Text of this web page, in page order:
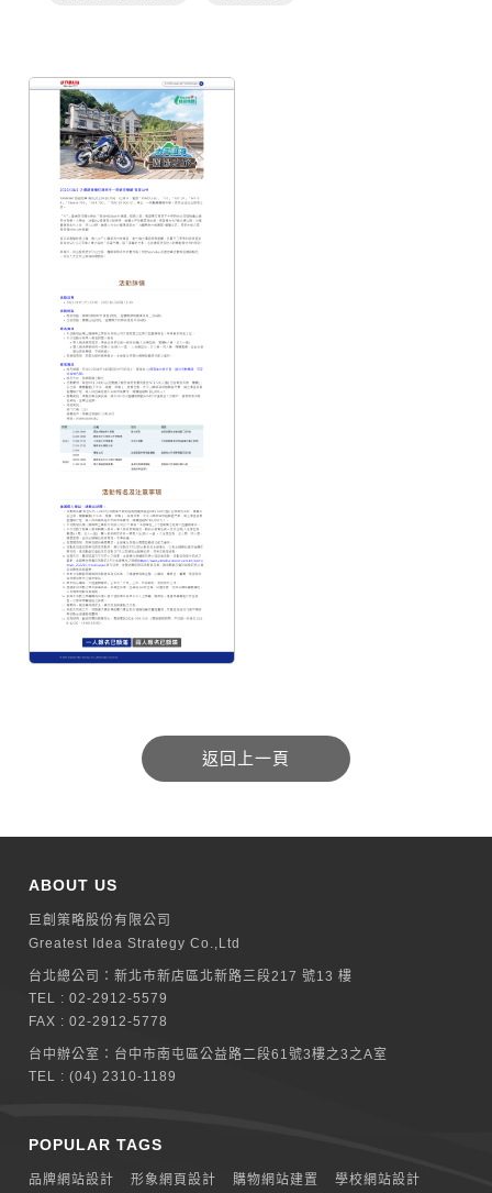
ABOUT US
巨創策略股份有限公司
Greatest Idea Strategy Co.,Ltd
台北總公司：新北巿新店區北新路三段217 號13 樓
TEL :02-2912-5579
FAX : 02-2912-5778
台中辦公室： 台中市南屯區公益路二段61號3樓之3之A室
TEL :(04) 2310-1189
POPULAR TAGS
品牌網站設計 形象網頁設計 購物網站建置 學校網站設計